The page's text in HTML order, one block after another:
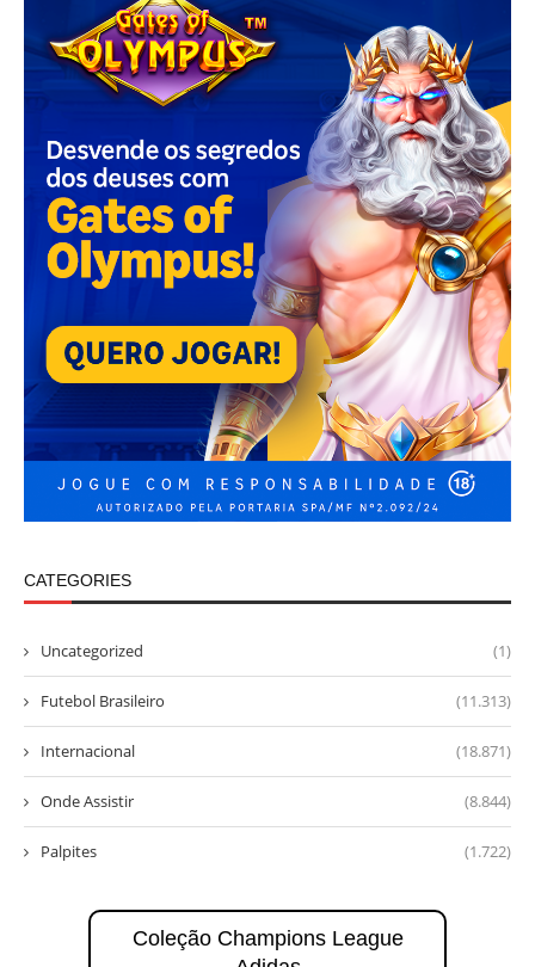
CATEGORIES
Uncategorized (1)
Futebol Brasileiro (11.313)
Internacional (18.871)
Onde Assistir (8.844)
Palpites (1.722)
Coleção Champions League